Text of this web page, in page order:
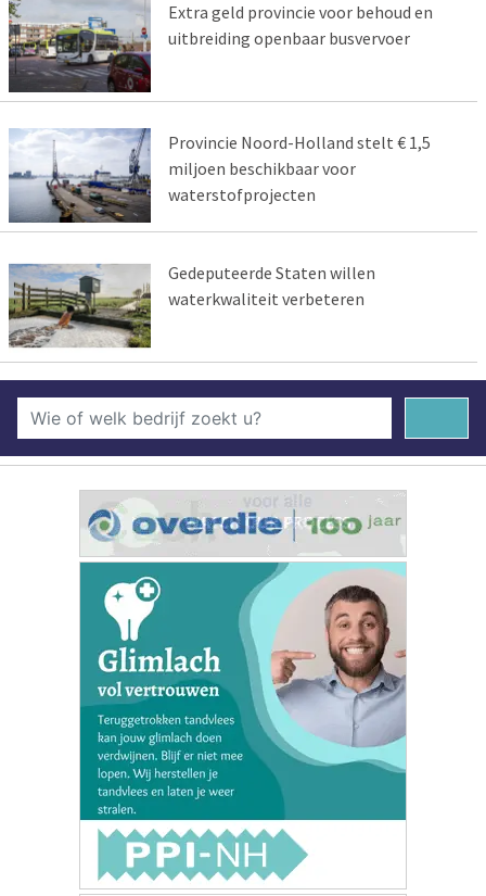
Extra geld provincie voor behoud en
uitbreiding openbaar busvervoer
Provincie Noord-Holland stelt € 1,5
miljoen beschikbaar voor
waterstofprojecten
Gedeputeerde Staten willen
waterkwaliteit verbeteren